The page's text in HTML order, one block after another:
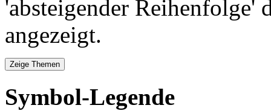
'absteigender Reihenfolge'
angezeigt.
Symbol-Legende